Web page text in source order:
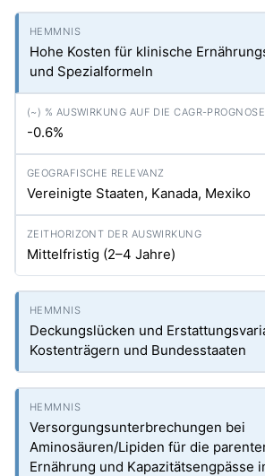
Hohe Kosten für klinische
und Spezialformeln
-0.6%
Vereinigte Staaten, Kanada, Mexiko
Mittelfristig (2–4 Jahre)
Deckungslücken und
Kostenträgern und Bundesstaaten
Versorgungsunterbrechungen bei
Aminosäuren/Lipiden für die
Ernährung und Kapazitätsengpässe